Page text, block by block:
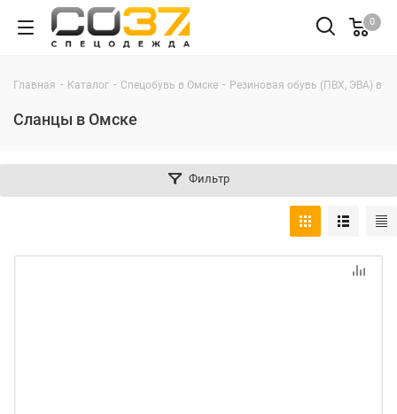
0
Главная - Каталог - Спецобувь в Омске - Резиновая обувь (ПВХ, ЭВА) в
Сланцы в Омске
Фильтр